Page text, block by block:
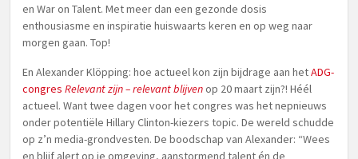
en War on Talent. Met meer dan een gezonde dosis
enthousiasme en inspiratie huiswaarts keren en op weg naar
morgen gaan. Top!
En Alexander Klöpping: hoe actueel kon zijn bijdrage aan hetADG-
congres Relevant zijn – relevant blijvenop 20 maart zijn?! Héél
actueel. Want twee dagen voor het congres was het nepnieuws
onder potentiële Hillary Clinton-kiezers topic. De wereld schudde
op z’n media-grondvesten. De boodschap van Alexander: “Wees
en blijf alert op je omgeving, aanstormend talent én de